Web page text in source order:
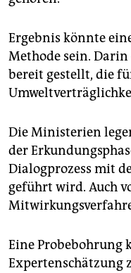
Ergebnis könnte
Methode sein.
bereit gestellt, die
Die Ministerien
der
Dialogprozess mit
geführt wird. Auch
Eine Probebohrung
Expertenschätzung